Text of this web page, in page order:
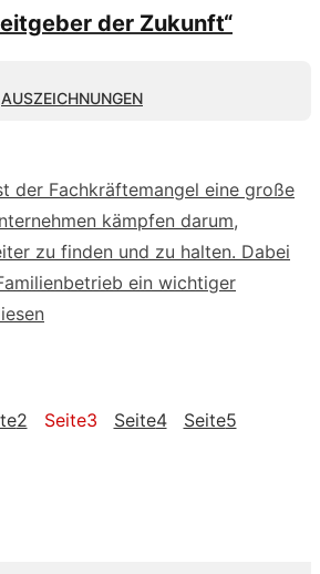
der Zukunft“
AUSZEICHNUNGEN
der Fachkräftemangel eine große
kämpfen darum,
zu finden und zu halten. Dabei
ein wichtiger
2 Seite3 Seite4 Seite5